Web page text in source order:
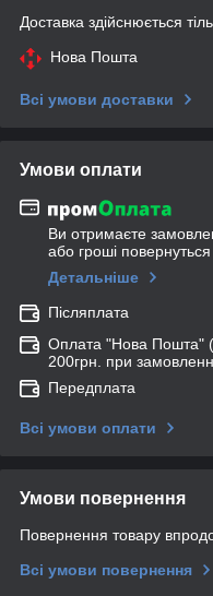
Доставка здійснюється
Нова Пошта
Всі умови доставки
Умови оплати
Ви отримаєте
або гроші
Детальніше
Післяплата
Оплата "Нова Пошта"
200грн. при
Передплата
Всі умови оплати
Умови повернення
Повернення товару
Всі умови повернення